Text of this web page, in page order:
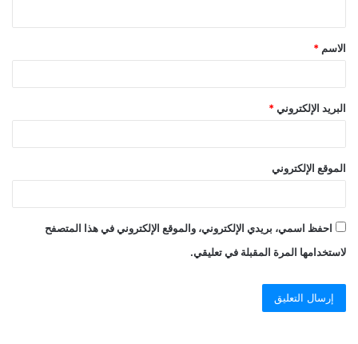
الاسم *
البريد الإلكتروني *
الموقع الإلكتروني
احفظ اسمي، بريدي الإلكتروني، والموقع الإلكتروني في هذا المتصفح
لاستخدامها المرة المقبلة في تعليقي.